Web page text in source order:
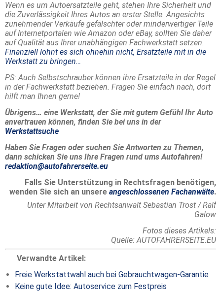
Wenn es um Autoersatzteile geht, stehen Ihre Sicherheit und
die Zuverlässigkeit Ihres Autos an erster Stelle. Angesichts
zunehmender Verkäufe gefälschter oder minderwertiger Teile
auf Internetportalen wie Amazon oder eBay, sollten Sie daher
auf Qualität aus Ihrer unabhängigen Fachwerkstatt setzen.
Finanziell lohnt es sich ohnehin nicht, Ersatzteile mit in die
Werkstatt zu bringen…
PS: Auch Selbstschrauber können ihre Ersatzteile in der Regel
in der Fachwerkstatt beziehen. Fragen Sie einfach nach, dort
hilft man Ihnen gerne!
Übrigens… eine Werkstatt, der Sie mit gutem Gefühl Ihr Auto
anvertrauen können, finden Sie bei uns in der
Werkstattsuche
Haben Sie Fragen oder suchen Sie Antworten zu Themen,
dann schicken Sie uns Ihre Fragen rund ums Autofahren!
redaktion@autofahrerseite.eu
Falls Sie Unterstützung in Rechtsfragen benötigen,
wenden Sie sich an unsere angeschlossenen Fachanwälte.
Unter Mitarbeit von Rechtsanwalt Sebastian Trost / Ralf
Galow
Fotos dieses Artikels:
Quelle: AUTOFAHRERSEITE.EU
Verwandte Artikel:
Freie Werkstattwahl auch bei Gebrauchtwagen-Garantie
Keine gute Idee: Autoservice zum Festpreis